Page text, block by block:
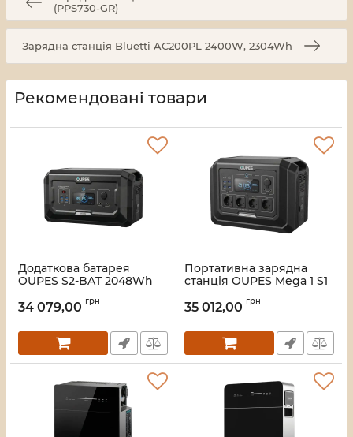
(PPS730-GR)
Зарядна станція Bluetti AC200PL 2400W, 2304Wh
Рекомендовані товари
Додаткова батарея
OUPES S2-BAT 2048Wh
зарядної станції Mega 1
Артикул:42-00305
34 079,00 грн
Портативна зарядна
станція OUPES Mega 1 S1
Артикул:42-00306
35 012,00 грн